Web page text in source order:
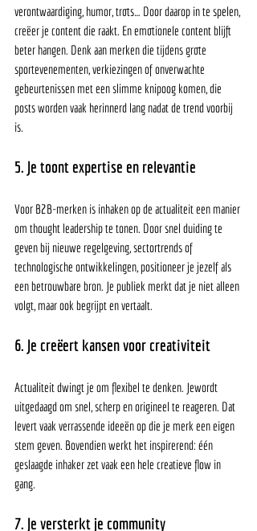
verontwaardiging, humor, trots… Door daarop in te spelen,
creëer je content die raakt. En emotionele content blijft
beter hangen. Denk aan merken die tijdens grote
sportevenementen, verkiezingen of onverwachte
gebeurtenissen met een slimme knipoog komen, die
posts worden vaak herinnerd lang nadat de trend voorbij
is.
5. Je toont expertise en relevantie
Voor B2B-merken is inhaken op de actualiteit een manier
om thought leadership te tonen. Door snel duiding te
geven bij nieuwe regelgeving, sectortrends of
technologische ontwikkelingen, positioneer je jezelf als
een betrouwbare bron. Je publiek merkt dat je niet alleen
volgt, maar ook begrijpt en vertaalt.
6. Je creëert kansen voor creativiteit
Actualiteit dwingt je om flexibel te denken. Jewordt
uitgedaagd om snel, scherp en origineel te reageren. Dat
levert vaak verrassende ideeën op die je merk een eigen
stem geven. Bovendien werkt het inspirerend: één
geslaagde inhaker zet vaak een hele creatieve flow in
gang.
7. Je versterkt je community